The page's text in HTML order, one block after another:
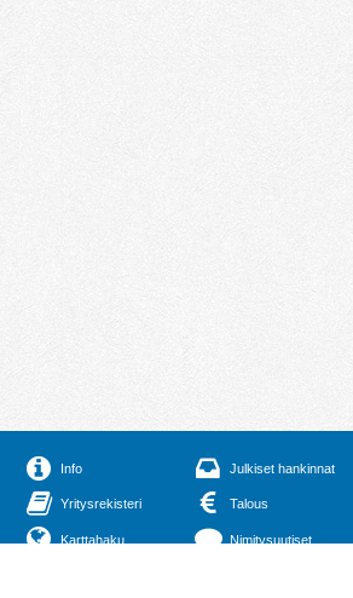
Info
Yritysrekisteri
Karttahaku
Julkiset hankinnat
Talous
Nimitysuutiset